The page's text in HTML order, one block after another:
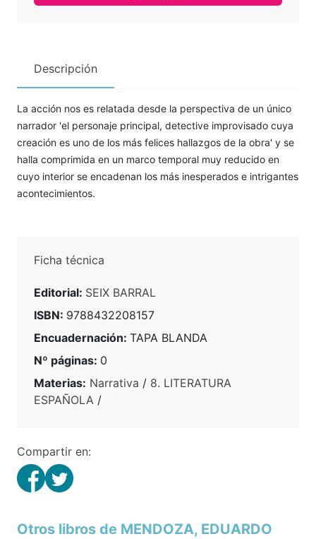
Descripción
La acción nos es relatada desde la perspectiva de un único
narrador 'el personaje principal, detective improvisado cuya
creación es uno de los más felices hallazgos de la obra' y se
halla comprimida en un marco temporal muy reducido en
cuyo interior se encadenan los más inesperados e intrigantes
acontecimientos.
Ficha técnica
Editorial: SEIX BARRAL
ISBN: 9788432208157
Encuadernación: TAPA BLANDA
Nº páginas: 0
Materias: Narrativa / 8. LITERATURA
ESPAÑOLA /
Compartir en:
Otros libros de MENDOZA, EDUARDO